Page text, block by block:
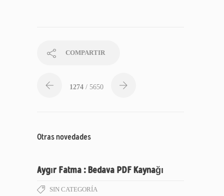
COMPARTIR
1274 / 5650
Otras novedades
Aygır Fatma : Bedava PDF Kaynağı
SIN CATEGORÍA